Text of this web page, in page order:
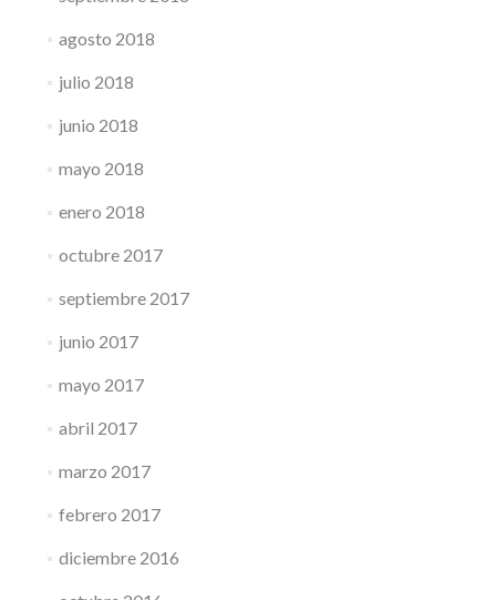
agosto 2018
julio 2018
junio 2018
mayo 2018
enero 2018
octubre 2017
septiembre 2017
junio 2017
mayo 2017
abril 2017
marzo 2017
febrero 2017
diciembre 2016